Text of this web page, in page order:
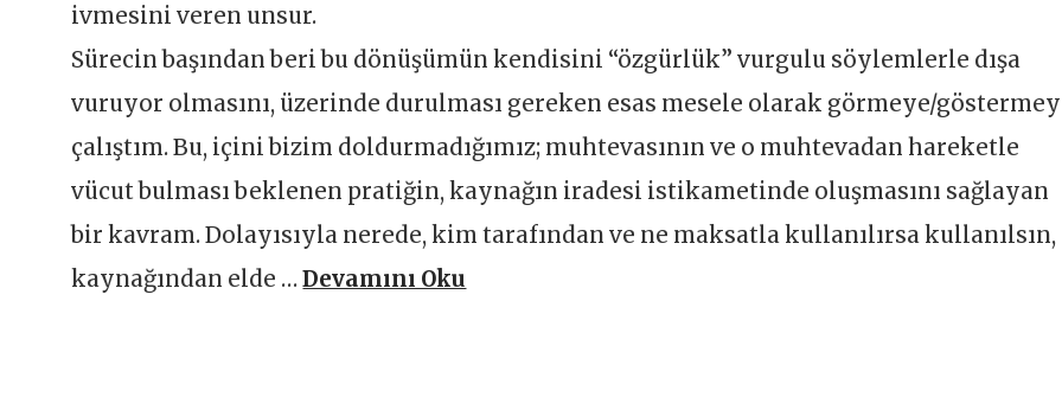
ivmesini veren unsur.
Sürecin başından beri bu dönüşümün kendisini “özgürlük” vurgulu söylemlerle dışa
vuruyor olmasını, üzerinde durulması gereken esas mesele olarak görmeye/
çalıştım. Bu, içini bizim doldurmadığımız; muhtevasının ve o muhtevadan hareketle
vücut bulması beklenen pratiğin, kaynağın iradesi istikametinde oluşmasını sağlayan
bir kavram. Dolayısıyla nerede, kim tarafından ve ne maksatla kullanılırsa kullanılsın,
kaynağından elde …Devamını Oku